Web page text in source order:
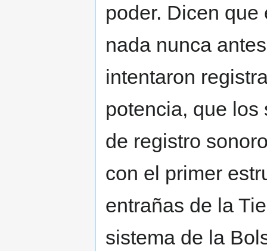
poder. Dicen
nada nunca
intentaron
potencia, que
de registro
con el primer
entrañas de la
sistema de la